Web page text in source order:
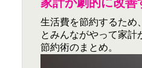
生活費を節約するため
とみんながやって家計
節約術のまとめ。